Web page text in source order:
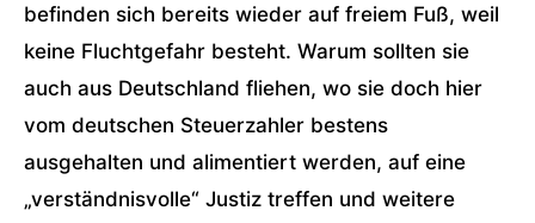
befinden sich bereits wieder auf freiem Fuß, weil
keine Fluchtgefahr besteht. Warum sollten sie
auch aus Deutschland fliehen, wo sie doch hier
vom deutschen Steuerzahler bestens
ausgehalten und alimentiert werden, auf eine
„verständnisvolle“ Justiz treffen und weitere